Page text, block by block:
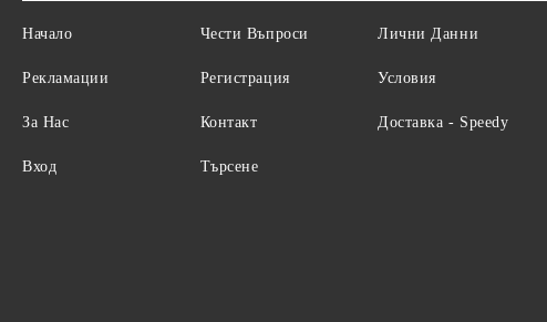
Начало
Рекламации
За Нас
Вход
Чести Въпроси
Регистрация
Контакт
Търсене
Лични Данни
Условия
Доставка - Speedy